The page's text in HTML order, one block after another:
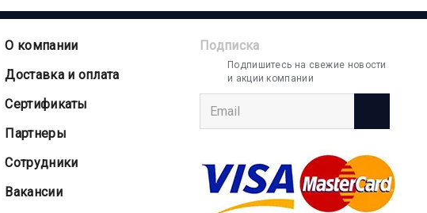
Подписка
Подпишитесь на свежие новости
и акции компании
О компании
Доставка и оплата
Cертификаты
Партнеры
Сотрудники
Вакансии